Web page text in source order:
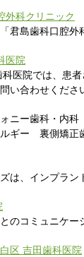
外科クリニック
君島歯科口腔
医院
医院では、患
い合わせくださ
ニー歯科・内科
ギー 裏側矯正
は、インプラ
のコミュニケ
区 吉田歯科医院